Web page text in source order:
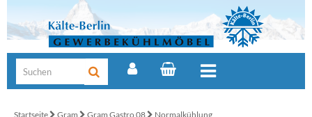
Startseite Gram Gram Gastro 08 Normalkühlung